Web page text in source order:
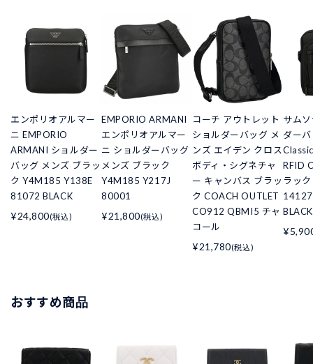
エンポリオアルマー
ニ EMPORIO
ARMANI ショルダー
バッグ メンズ ブラッ
ク Y4M185 Y138E
81072 BLACK
¥24,800(税込)
EMPORIO ARMANI
エンポリオアルマー
ニ ショルダーバッグ
メンズ ブラック
Y4M185 Y217J
80001
¥21,800(税込)
コーチ アウトレット
ショルダーバッグ メ
ンズ エイデン クロス
ボディ・シグネチャ
ー キャンバス ブラッ
ク COACH OUTLET
CO912 QBMI5 チャ
コール
¥21,780(税込)
サム
ダー
RFID
ラッ
BLACK
おすすめ商品